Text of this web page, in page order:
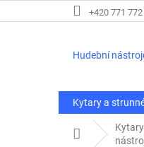
na
+420 771 772
Hudební
Kytary a
Domů